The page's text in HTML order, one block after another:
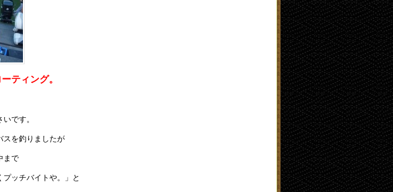
ティング。
です。
スを釣りましたが
まで
プッチバイトや。」と